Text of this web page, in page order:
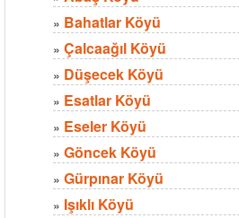
» Bahatlar Köyü
» Çalcaağıl Köyü
» Düşecek Köyü
» Esatlar Köyü
» Eseler Köyü
» Göncek Köyü
» Gürpınar Köyü
» Işıklı Köyü